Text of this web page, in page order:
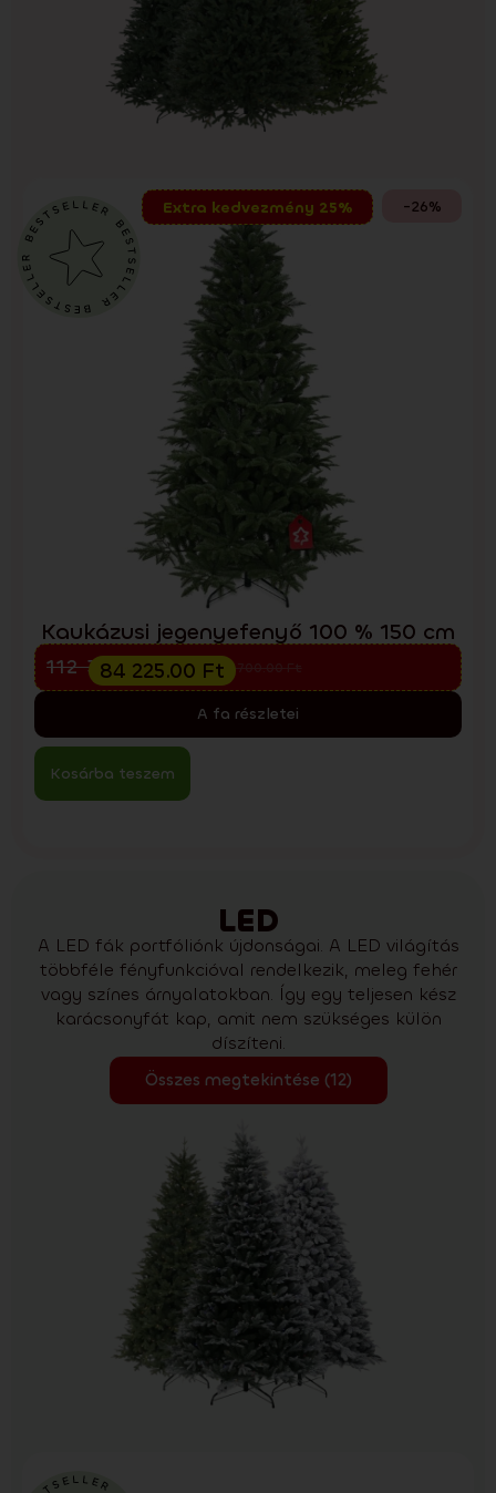
-26%
Extra kedvezmény 25%
Kaukázusi jegenyefenyő 100 % 150 cm
Előkarácsonyi kiárusítás
151 700.00
112 300.00 Ft
84 225.00 Ft
A fa részletei
Kosárba teszem
LED
A LED fák portfóliónk újdonságai. A LED világítás
többféle fényfunkcióval rendelkezik, meleg fehér
vagy színes árnyalatokban. Így egy teljesen kész
karácsonyfát kap, amit nem szükséges külön
díszíteni.
Összes megtekintése (12)